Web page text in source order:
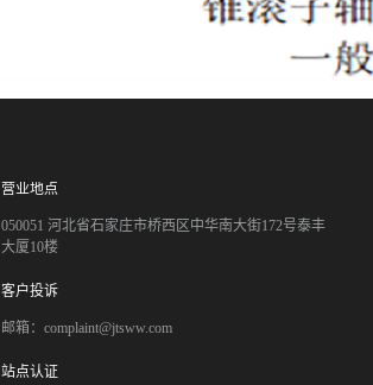
营业地点
050051 河北省石家庄市桥西区中华南大街172号泰丰
大厦10楼
客户投诉
邮箱：complaint@jtsww.com
站点认证